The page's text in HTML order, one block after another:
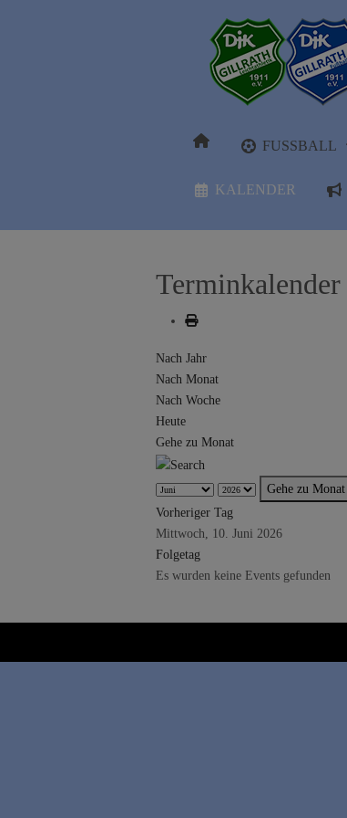
FUSSBALL
KALENDER
Terminkalender
Nach Jahr
Nach Monat
Nach Woche
Heute
Gehe zu Monat
Gehe zu Monat
Vorheriger Tag
Mittwoch, 10. Juni 2026
Folgetag
Es wurden keine Events gefunden